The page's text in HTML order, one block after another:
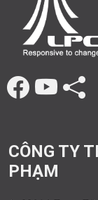
CÔNG TY
PHẠM